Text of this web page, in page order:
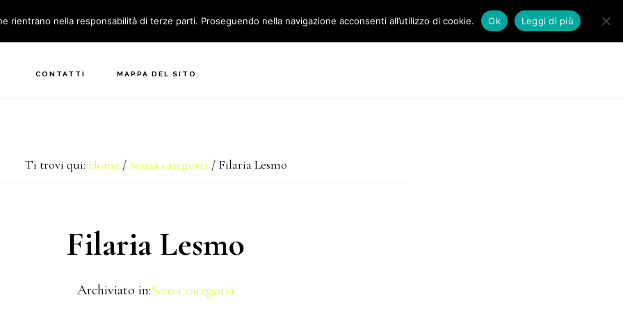
NATURALE PERCORSO SALUTE BLOG DOVE SIAMO
CONTATTI MAPPA DEL SITO
Ti trovi qui: Home / Senza categoria /Filaria Lesmo
Filaria Lesmo
Archiviato in:Senza categoria
rientrano nella responsabilità di terze parti. Proseguendo nella navigazione acconsenti all’utilizzo di cookie. Ok Leggi di più